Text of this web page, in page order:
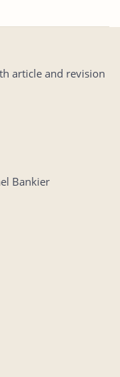
article and revision
Bankier